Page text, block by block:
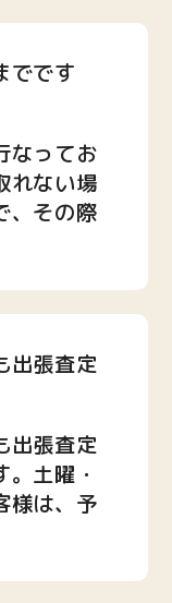
でです
なってお
れない場
、その際
出張査定
出張査定
土曜・
様は、予